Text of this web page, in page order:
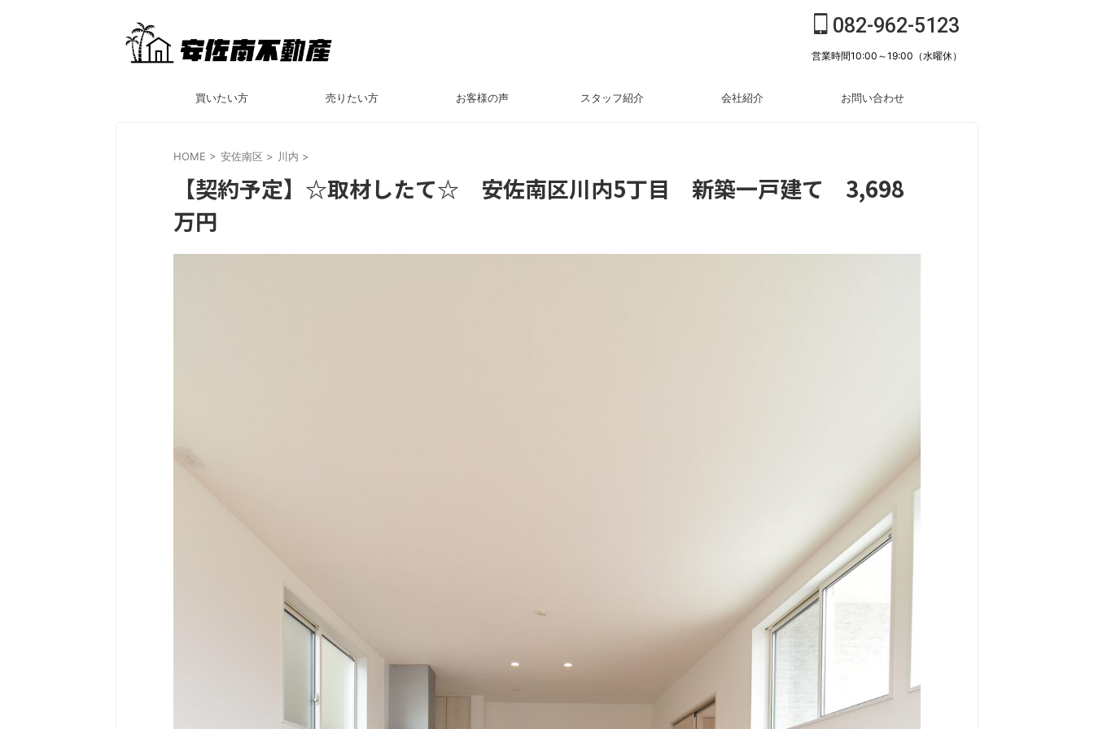
082-962-5123
営業時間10:00～19:00（水曜休）
買いたい方 売りたい方 お客様の声 スタッフ紹介 会社紹介 お問い合わせ
HOME > 安佐南区 > 川内 >
【契約予定】☆取材したて☆ 安佐南区川内5丁目 新築一戸建て 3,698
万円